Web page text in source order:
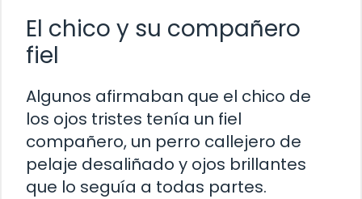
El chico y su compañero
fiel
Algunos afirmaban que el chico de
los ojos tristes tenía un fiel
compañero, un perro callejero de
pelaje desaliñado y ojos brillantes
que lo seguía a todas partes.